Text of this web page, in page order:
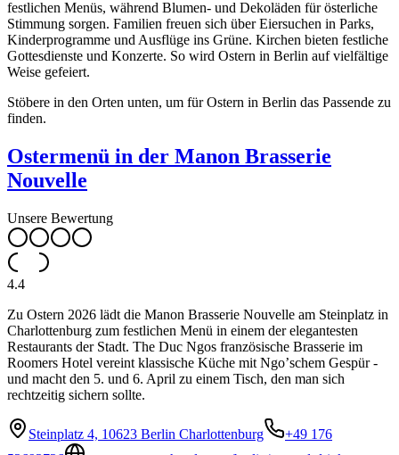
festlichen Menüs, während Blumen- und Dekoläden für österliche
Stimmung sorgen. Familien freuen sich über Eiersuchen in Parks,
Kinderprogramme und Ausflüge ins Grüne. Kirchen bieten festliche
Gottesdienste und Konzerte. So wird Ostern in Berlin auf vielfältige
Weise gefeiert.
Stöbere in den Orten unten, um für Ostern in Berlin das Passende zu
finden.
Ostermenü in der Manon Brasserie
Nouvelle
Unsere Bewertung
4.4
Zu Ostern 2026 lädt die Manon Brasserie Nouvelle am Steinplatz in
Charlottenburg zum festlichen Menü in einem der elegantesten
Restaurants der Stadt. The Duc Ngos französische Brasserie im
Roomers Hotel vereint klassische Küche mit Ngoʼschem Gespür -
und macht den 5. und 6. April zu einem Tisch, den man sich
rechtzeitig sichern sollte.
Steinplatz 4, 10623 Berlin Charlottenburg
+49 176